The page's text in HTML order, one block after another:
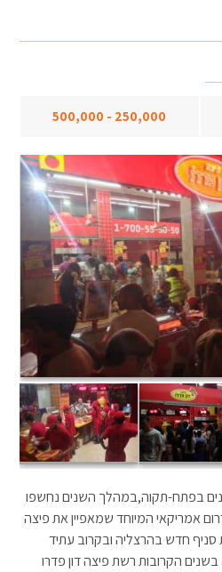
250,000 - 500,000
דון פרדו נוסדה לפני 16 שנים בפתח-תקוה,במהלך השנים נחשפו
אמריקאי המיוחד שמאפיין את פיצה
חדש בהרצליה ובקרוב עתיד
בשנים הקרובות רשת פיצה דון פדרו